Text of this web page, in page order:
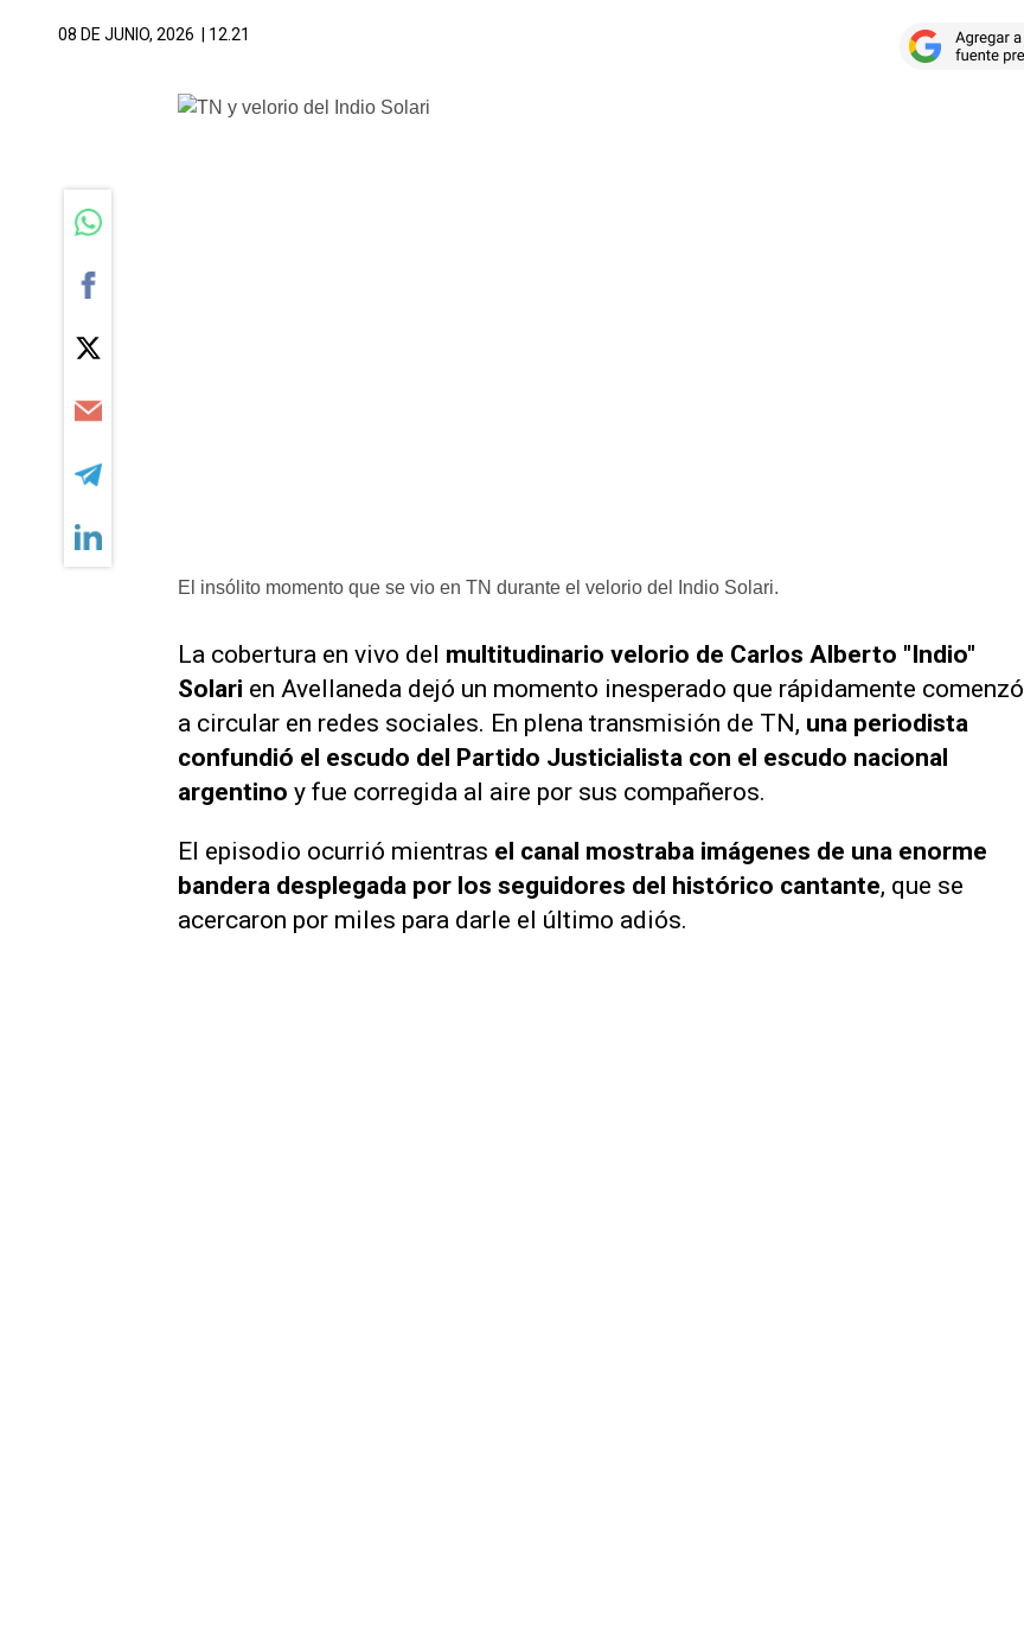
08 DE JUNIO, 2026 | 12.21
El insólito momento que se vio en TN durante el velorio del Indio Solari.
La cobertura en vivo del multitudinario velorio de Carlos Alberto "Indio"
Solari en Avellaneda dejó un momento inesperado que rápidamente comenzó
a circular en redes sociales. En plena transmisión de TN, una periodista
confundió el escudo del Partido Justicialista con el escudo nacional
argentino y fue corregida al aire por sus compañeros.
El episodio ocurrió mientras el canal mostraba imágenes de una enorme
bandera desplegada por los seguidores del histórico cantante, que se
acercaron por miles para darle el último adiós.